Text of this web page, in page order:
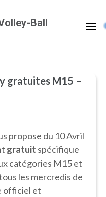
Ball
gratuites M15 –
propose du 10 Avril
gratuit spécifique
catégories M15 et
les mercredis de
officiel et